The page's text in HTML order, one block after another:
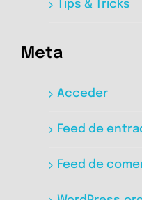
Tips & Tricks
Meta
Acceder
Feed de
Feed de